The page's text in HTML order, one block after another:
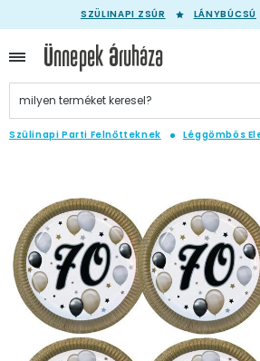
SZÜLINAPI ZSÚR LÁNYBÚCSÚ
Szülinapi Parti Felnőtteknek Léggömbös